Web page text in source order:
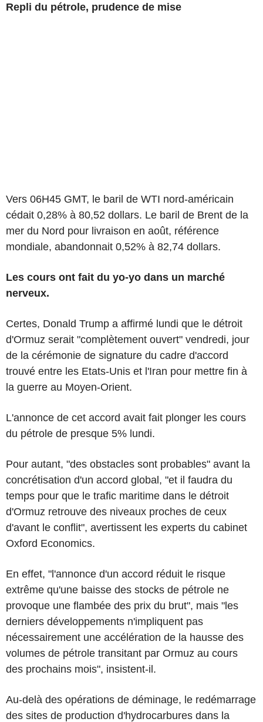
Repli du pétrole, prudence de mise
Vers 06H45 GMT, le baril de WTI nord-américain
cédait 0,28% à 80,52 dollars. Le baril de Brent de la
mer du Nord pour livraison en août, référence
mondiale, abandonnait 0,52% à 82,74 dollars.
Les cours ont fait du yo-yo dans un marché
nerveux.
Certes, Donald Trump a affirmé lundi que le détroit
d'Ormuz serait "complètement ouvert" vendredi, jour
de la cérémonie de signature du cadre d'accord
trouvé entre les Etats-Unis et l'Iran pour mettre fin à
la guerre au Moyen-Orient.
L'annonce de cet accord avait fait plonger les cours
du pétrole de presque 5% lundi.
Pour autant, "des obstacles sont probables" avant la
concrétisation d'un accord global, "et il faudra du
temps pour que le trafic maritime dans le détroit
d'Ormuz retrouve des niveaux proches de ceux
d'avant le conflit", avertissent les experts du cabinet
Oxford Economics.
En effet, "l'annonce d'un accord réduit le risque
extrême qu'une baisse des stocks de pétrole ne
provoque une flambée des prix du brut", mais "les
derniers développements n'impliquent pas
nécessairement une accélération de la hausse des
volumes de pétrole transitant par Ormuz au cours
des prochains mois", insistent-il.
Au-delà des opérations de déminage, le redémarrage
des sites de production d'hydrocarbures dans la